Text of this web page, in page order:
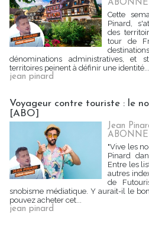
Cette
Pinard,
des
tour de
dénominations administratives, et
territoires peinent à définir une identité...
jean pinard
Voyageur contre touriste : le
[ABO]
Jean
"Vive les
Pinard
Entre les
autres
de
snobisme médiatique. Y aurait-il le
pouvez acheter cet...
jean pinard